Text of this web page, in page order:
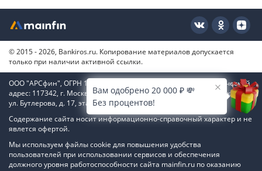
© 2015 - 2026, Bankiros.ru. Копирование материалов допускается
только при наличии активной ссылки.
ООО "АРСфин", ОГРН 1187746346556, ИНН 7722445717, юридический
адрес: 117342, г. Москва, вн. тер. г. муниципальный округ Коньково,
ул. Бутлерова, д. 17, этаж 4, ком. 66
Содержание сайта носит информационно-справочный характер и не
явлется офертой.
Мы используем файлы cookie для повышения удобства
пользователей при использовании сервисов и обеспечения
должного уровня работоспособности сайта mainfin.ru по оказанию
Вам одобрено 20 000 ₽ 💸
Без процентов!